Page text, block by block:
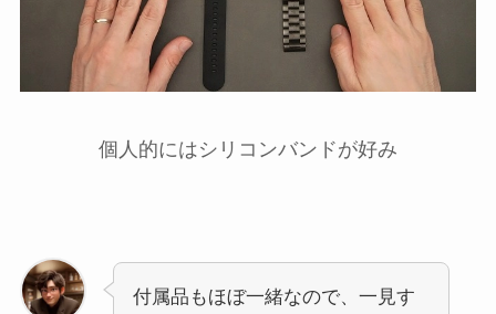
個人的にはシリコンバンドが好み
付属品もほぼ一緒なので、一見す